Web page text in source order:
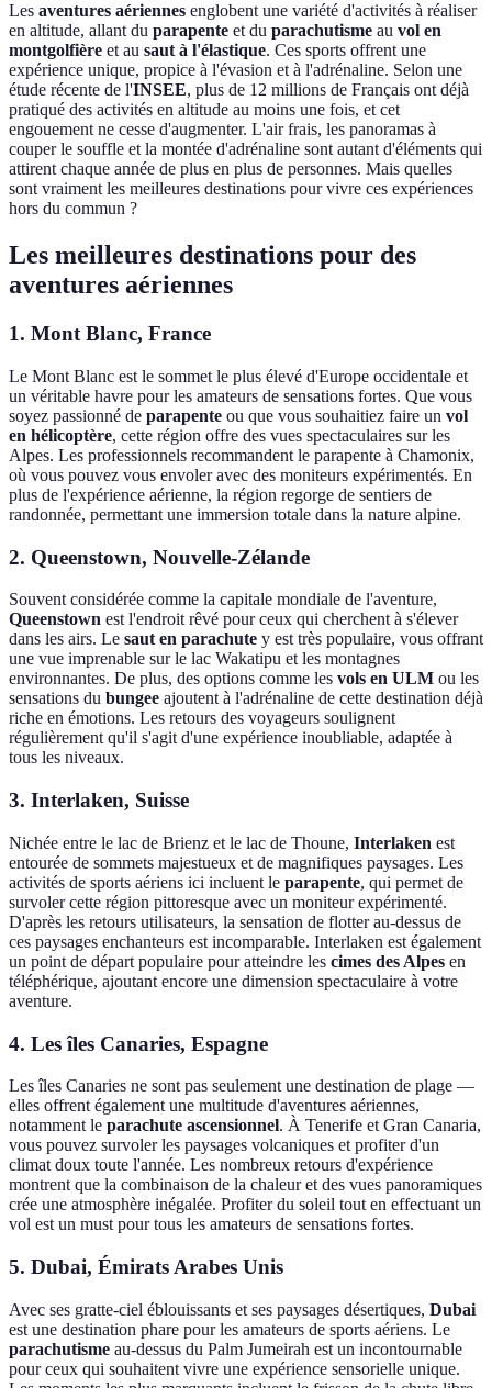
Les aventures aériennes englobent une variété d'activités à réaliser
en altitude, allant du parapente et du parachutisme au vol en
montgolfière et au saut à l'élastique. Ces sports offrent une
expérience unique, propice à l'évasion et à l'adrénaline. Selon une
étude récente de l'INSEE, plus de 12 millions de Français ont déjà
pratiqué des activités en altitude au moins une fois, et cet
engouement ne cesse d'augmenter. L'air frais, les panoramas à
couper le souffle et la montée d'adrénaline sont autant d'éléments qui
attirent chaque année de plus en plus de personnes. Mais quelles
sont vraiment les meilleures destinations pour vivre ces expériences
hors du commun ?
Les meilleures destinations pour des
aventures aériennes
1. Mont Blanc, France
Le Mont Blanc est le sommet le plus élevé d'Europe occidentale et
un véritable havre pour les amateurs de sensations fortes. Que vous
soyez passionné de parapente ou que vous souhaitiez faire un vol
en hélicoptère, cette région offre des vues spectaculaires sur les
Alpes. Les professionnels recommandent le parapente à Chamonix,
où vous pouvez vous envoler avec des moniteurs expérimentés. En
plus de l'expérience aérienne, la région regorge de sentiers de
randonnée, permettant une immersion totale dans la nature alpine.
2. Queenstown, Nouvelle-Zélande
Souvent considérée comme la capitale mondiale de l'aventure,
Queenstown est l'endroit rêvé pour ceux qui cherchent à s'élever
dans les airs. Le saut en parachute y est très populaire, vous offrant
une vue imprenable sur le lac Wakatipu et les montagnes
environnantes. De plus, des options comme les vols en ULM ou les
sensations du bungee ajoutent à l'adrénaline de cette destination déjà
riche en émotions. Les retours des voyageurs soulignent
régulièrement qu'il s'agit d'une expérience inoubliable, adaptée à
tous les niveaux.
3. Interlaken, Suisse
Nichée entre le lac de Brienz et le lac de Thoune, Interlaken est
entourée de sommets majestueux et de magnifiques paysages. Les
activités de sports aériens ici incluent le parapente, qui permet de
survoler cette région pittoresque avec un moniteur expérimenté.
D'après les retours utilisateurs, la sensation de flotter au-dessus de
ces paysages enchanteurs est incomparable. Interlaken est également
un point de départ populaire pour atteindre les cimes des Alpes en
téléphérique, ajoutant encore une dimension spectaculaire à votre
aventure.
4. Les îles Canaries, Espagne
Les îles Canaries ne sont pas seulement une destination de plage —
elles offrent également une multitude d'aventures aériennes,
notamment le parachute ascensionnel. À Tenerife et Gran Canaria,
vous pouvez survoler les paysages volcaniques et profiter d'un
climat doux toute l'année. Les nombreux retours d'expérience
montrent que la combinaison de la chaleur et des vues panoramiques
crée une atmosphère inégalée. Profiter du soleil tout en effectuant un
vol est un must pour tous les amateurs de sensations fortes.
5. Dubai, Émirats Arabes Unis
Avec ses gratte-ciel éblouissants et ses paysages désertiques, Dubai
est une destination phare pour les amateurs de sports aériens. Le
parachutisme au-dessus du Palm Jumeirah est un incontournable
pour ceux qui souhaitent vivre une expérience sensorielle unique.